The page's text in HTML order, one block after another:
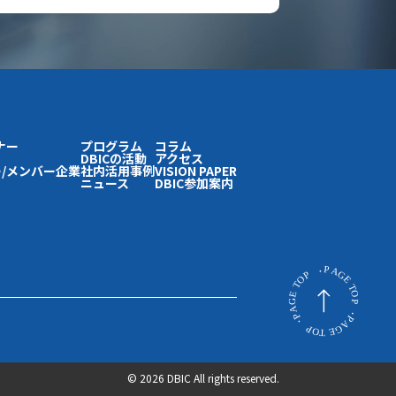
ー
メンバー企業
プログラム
DBICの活動
社内活用事例
ニュース
コラム
アクセス
VISION PAPER
DBIC参加案内
© 2026 DBIC All rights reserved.